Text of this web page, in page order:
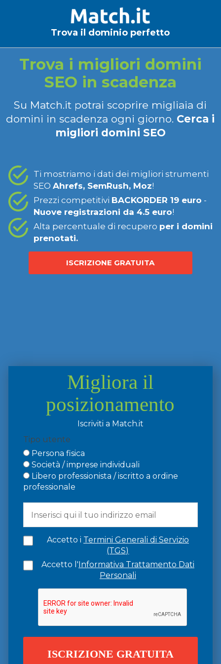
Trova il dominio perfetto
Trova i migliori domini
SEO in scadenza
Su Match.it potrai scoprire migliaia di
domini in scadenza ogni giorno. Cerca i
migliori domini SEO
Ti mostriamo i dati dei migliori strumenti
SEO Ahrefs, SemRush, Moz!
Prezzi competitivi BACKORDER 19 euro -
Nuove registrazioni da 4.5 euro!
Alta percentuale di recupero per i domini
prenotati.
ISCRIZIONE GRATUITA
Migliora il
posizionamento
Iscriviti a Match.it
Tipo utente
Persona fisica
Società / imprese individuali
Libero professionista / iscritto a ordine
professionale
Accetto i Termini Generali di Servizio
(TGS)
Accetto l'Informativa Trattamento Dati
Personali